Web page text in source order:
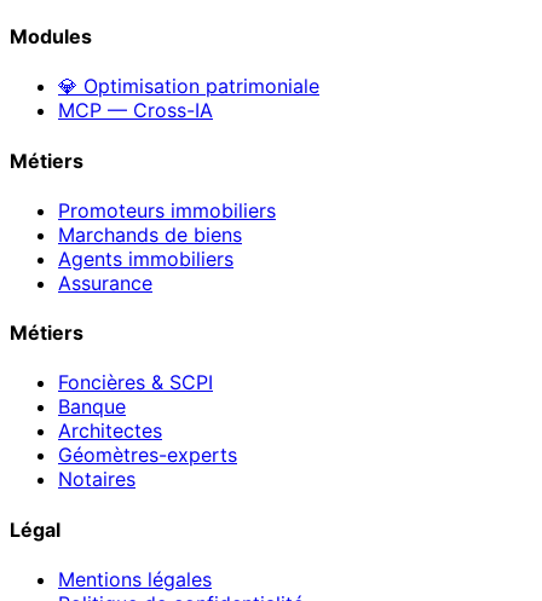
Modules
💎 Optimisation patrimoniale
MCP — Cross-IA
Métiers
Promoteurs immobiliers
Marchands de biens
Agents immobiliers
Assurance
Métiers
Foncières & SCPI
Banque
Architectes
Géomètres-experts
Notaires
Légal
Mentions légales